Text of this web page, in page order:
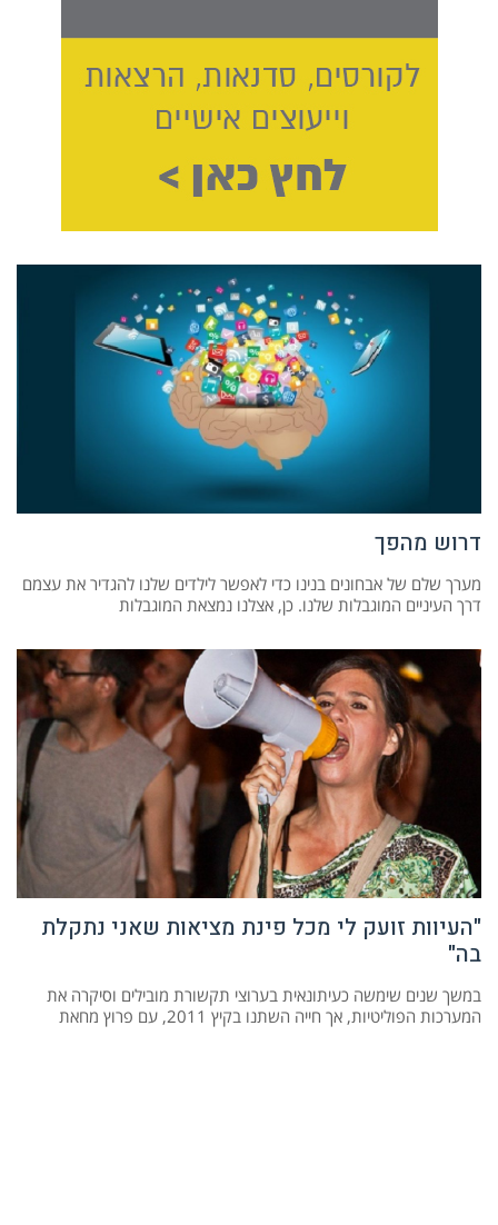
דרוש מהפך
מערך שלם של אבחונים בנינו כדי לאפשר לילדים שלנו להגדיר את עצמם
דרך העיניים המוגבלות שלנו. כן, אצלנו נמצאת המוגבלות
"העיוות זועק לי מכל פינת מציאות שאני נתקלת
בה"
במשך שנים שימשה כעיתונאית בערוצי תקשורת מובילים וסיקרה את
המערכות הפוליטיות, אך חייה השתנו בקיץ 2011, עם פרוץ מחאת